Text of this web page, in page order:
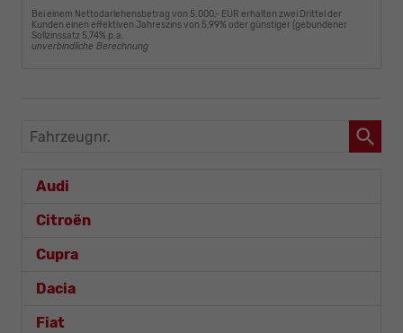
Bei einem Nettodarlehensbetrag von 5.000,- EUR erhalten zwei Drittel der
Kunden einen effektiven Jahreszins von 5,99% oder günstiger (gebundener
Sollzinssatz 5,74% p.a.
unverbindliche Berechnung
Fahrzeugnr.
Audi
Citroën
Cupra
Dacia
Fiat